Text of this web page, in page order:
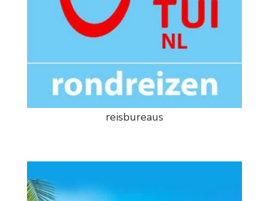
reisbureaus